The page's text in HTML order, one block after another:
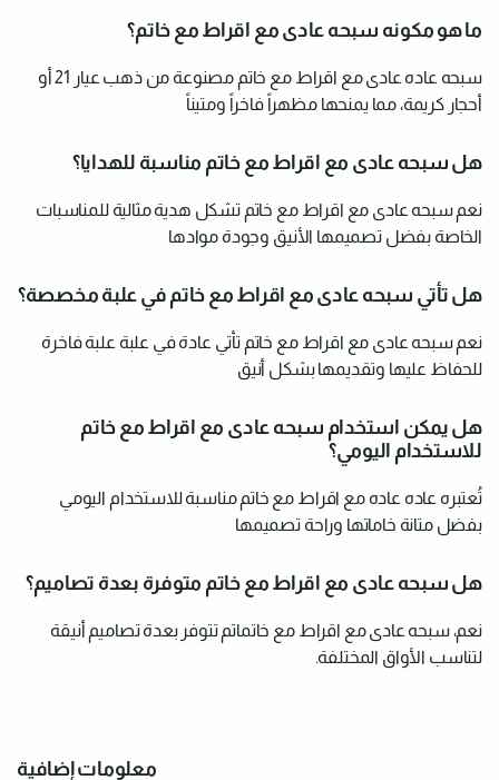
ما هو مكونه سبحه عادى مع اقراط مع خاتم؟
سبحه عاده عادى مع اقراط مع خاتم مصنوعة من ذهب عيار 21 أو
أحجار كريمة، مما يمنحها مظهراً فاخراً ومتيناً
هل سبحه عادى مع اقراط مع خاتم مناسبة للهدايا؟
نعم سبحه عادى مع اقراط مع خاتم تشكل هدية مثالية للمناسبات
الخاصة بفضل تصميمها الأنيق وجودة موادها
هل تأتي سبحه عادى مع اقراط مع خاتم في علبة مخصصة؟
نعم سبحه عادى مع اقراط مع خاتم تأتي عادة في علبة علبة فاخرة
للحفاظ عليها وتقديمها بشكل أنيق
هل يمكن استخدام سبحه عادى مع اقراط مع خاتم
للاستخدام اليومي؟
تُعتبره عاده عاده مع اقراط مع خاتم مناسبة للاستخدام اليومي
بفضل متانة خاماتها وراحة تصميمها
هل سبحه عادى مع اقراط مع خاتم متوفرة بعدة تصاميم؟
نعم، سبحه عادى مع اقراط مع خاتماتم تتوفر بعدة تصاميم أنيقة
لتناسب الأواق المختلفة.
معلومات إضافية